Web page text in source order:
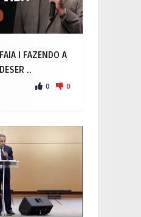
I FAZENDO A
..
0 0